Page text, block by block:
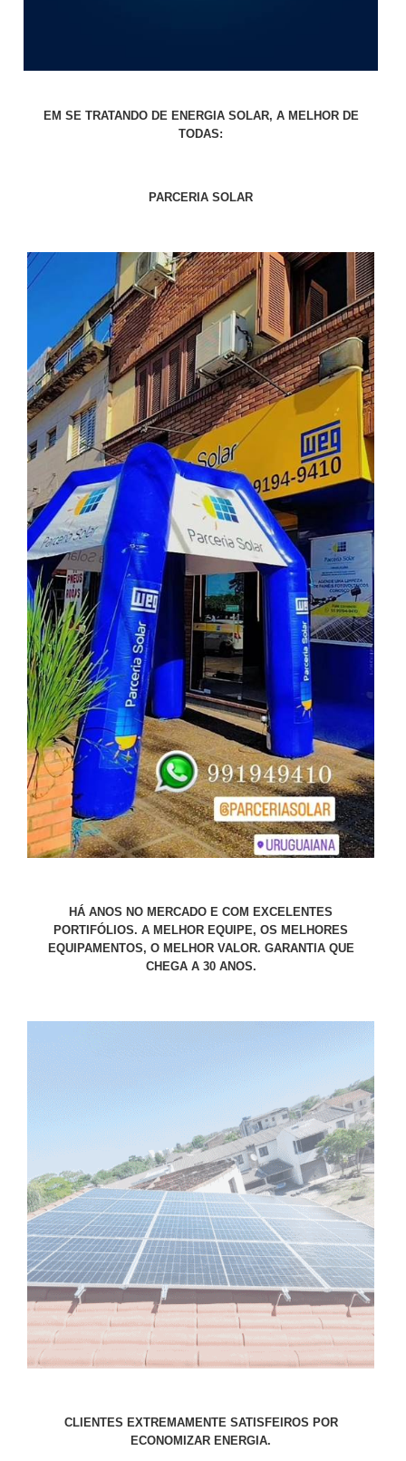
EM SE TRATANDO DE ENERGIA SOLAR, A MELHOR DE
TODAS:
PARCERIA SOLAR
HÁ ANOS NO MERCADO E COM EXCELENTES
PORTIFÓLIOS. A MELHOR EQUIPE, OS MELHORES
EQUIPAMENTOS, O MELHOR VALOR. GARANTIA QUE
CHEGA A 30 ANOS.
CLIENTES EXTREMAMENTE SATISFEIROS POR
ECONOMIZAR ENERGIA.